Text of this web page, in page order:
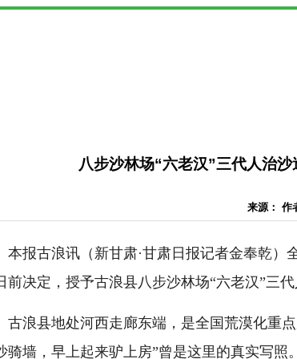
八步沙林场“六老汉”三代人治
来源： 作
本报古浪讯（新甘肃·甘肃日报记者金奉乾
前决定，授予古浪县八步沙林场“六老汉”三
古浪县地处河西走廊东端，是全国荒漠化重
骑墙，早上起来驴上房”曾是这里的真实写